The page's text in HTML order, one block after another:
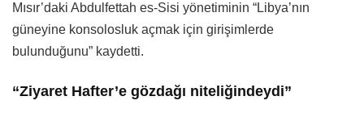
Mısır’daki Abdulfettah es-Sisi yönetiminin “Libya’nın
güneyine konsolosluk açmak için girişimlerde
bulunduğunu” kaydetti.
“Ziyaret Hafter’e gözdağı niteliğindeydi”